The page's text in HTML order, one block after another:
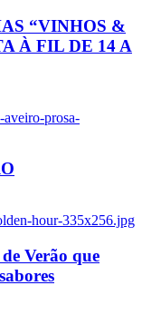
“VINHOS &
À FIL DE 14 A
prosa-
hour-335x256.jpg
Verão que